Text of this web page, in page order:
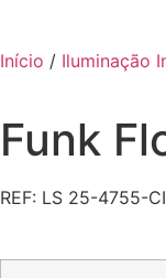
Início / Iluminação
Funk
REF: LS 25-4755-